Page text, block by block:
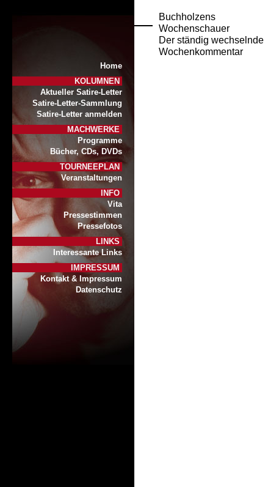
Home
KOLUMNEN
Aktueller Satire-Letter
Satire-Letter-Sammlung
Satire-Letter anmelden
MACHWERKE
Programme
Bücher, CDs, DVDs
TOURNEEPLAN
Veranstaltungen
INFO
Vita
Pressestimmen
Pressefotos
LINKS
Interessante Links
IMPRESSUM
Kontakt & Impressum
Datenschutz
Buchholzens
Wochenschauer
Der ständig wechselnde
Wochenkommentar